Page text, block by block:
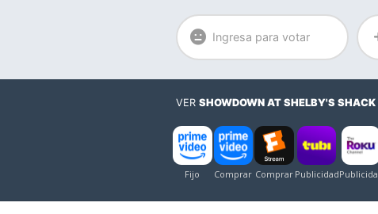
Ingresa para votar
VER SHOWDOWN AT SHELBY'S SHACK